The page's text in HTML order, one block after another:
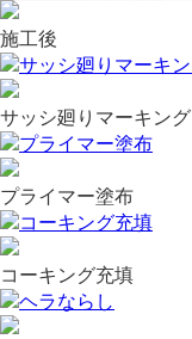
施工後
サッシ廻りマーキング
プライマー塗布
コーキング充填